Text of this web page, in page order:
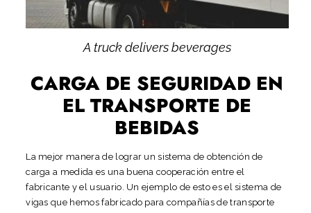
A truck delivers beverages
CARGA DE SEGURIDAD EN
EL TRANSPORTE DE
BEBIDAS
La mejor manera de lograr un sistema de obtención de
carga a medida es una buena cooperación entre el
fabricante y el usuario. Un ejemplo de esto es el sistema de
vigas que hemos fabricado para compañías de transporte